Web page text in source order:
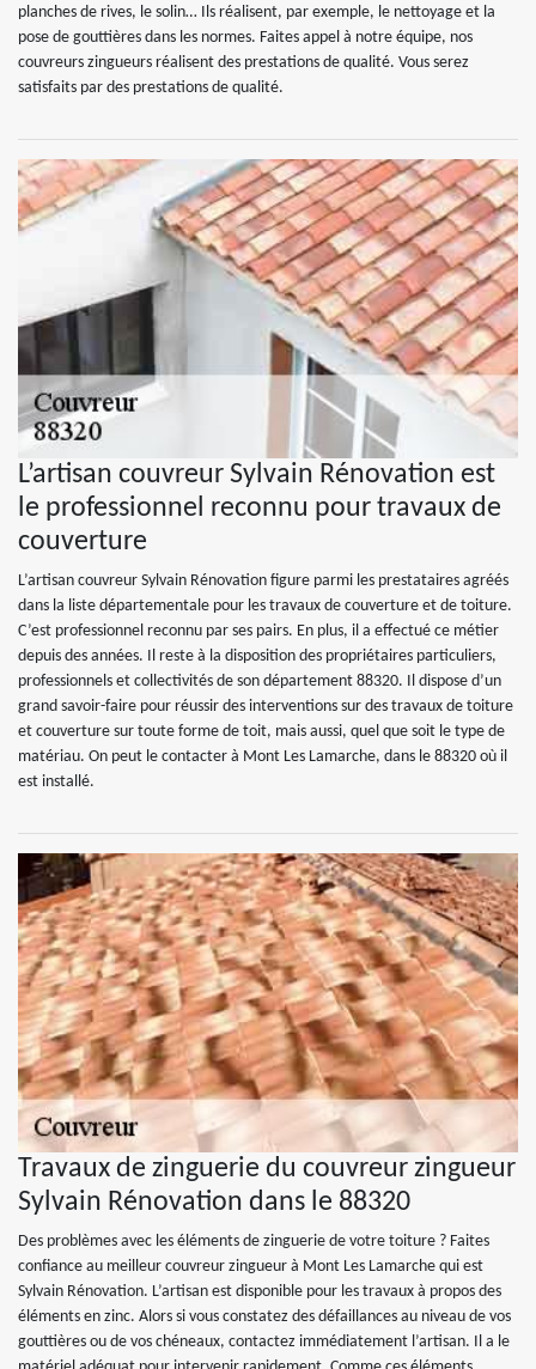
planches de rives, le solin… Ils réalisent, par exemple, le nettoyage et la
pose de gouttières dans les normes. Faites appel à notre équipe, nos
couvreurs zingueurs réalisent des prestations de qualité. Vous serez
satisfaits par des prestations de qualité.
L’artisan couvreur Sylvain Rénovation est
le professionnel reconnu pour travaux de
couverture
L’artisan couvreur Sylvain Rénovation figure parmi les prestataires agréés
dans la liste départementale pour les travaux de couverture et de toiture.
C’est professionnel reconnu par ses pairs. En plus, il a effectué ce métier
depuis des années. Il reste à la disposition des propriétaires particuliers,
professionnels et collectivités de son département 88320. Il dispose d’un
grand savoir-faire pour réussir des interventions sur des travaux de toiture
et couverture sur toute forme de toit, mais aussi, quel que soit le type de
matériau. On peut le contacter à Mont Les Lamarche, dans le 88320 où il
est installé.
Travaux de zinguerie du couvreur zingueur
Sylvain Rénovation dans le 88320
Des problèmes avec les éléments de zinguerie de votre toiture ? Faites
confiance au meilleur couvreur zingueur à Mont Les Lamarche qui est
Sylvain Rénovation. L’artisan est disponible pour les travaux à propos des
éléments en zinc. Alors si vous constatez des défaillances au niveau de vos
gouttières ou de vos chéneaux, contactez immédiatement l’artisan. Il a le